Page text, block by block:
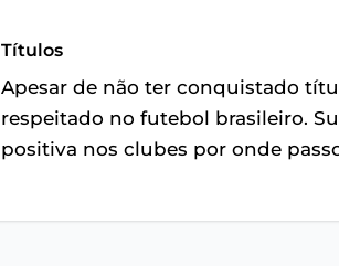
Títulos
Apesar de não ter conquistado
respeitado no futebol brasileiro.
positiva nos clubes por onde